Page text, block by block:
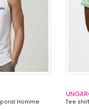
Homme
Tee